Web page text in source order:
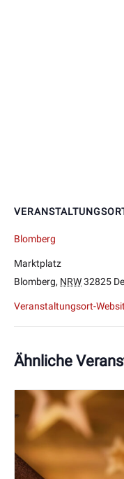
Blomberg
Marktplatz
Blomberg, NRW32825
Veranstaltungsort-
Ähnliche